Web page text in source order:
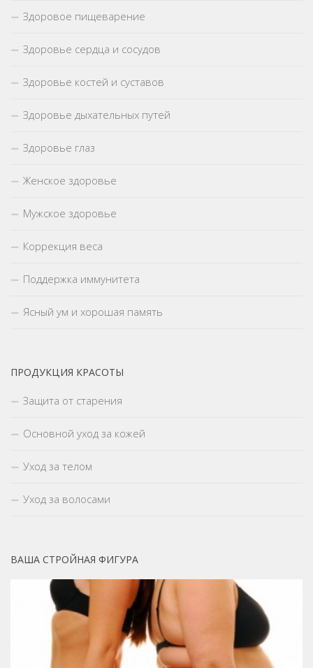
Здоровое пищеварение
Здоровье сердца и сосудов
Здоровье костей и суставов
Здоровье дыхательных путей
Здоровье глаз
Женское здоровье
Мужское здоровье
Коррекция веса
Поддержка иммунитета
Ясный ум и хорошая память
ПРОДУКЦИЯ КРАСОТЫ
Защита от старения
Основной уход за кожей
Уход за телом
Уход за волосами
ВАША СТРОЙНАЯ ФИГУРА